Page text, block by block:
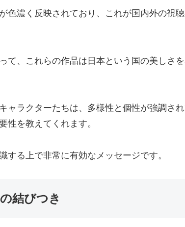
色濃く反映されており、これが国内外の視
て、これらの作品は日本という国の美しさ
ャラクターたちは、多様性と個性が強調さ
性を教えてくれます。
する上で非常に有効なメッセージです。
結びつき